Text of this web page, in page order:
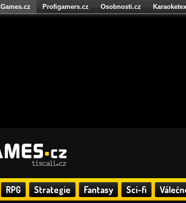
RPG Strategie Fantasy Sci-fi
Games.cz Profigamers.cz Osobnosti.cz